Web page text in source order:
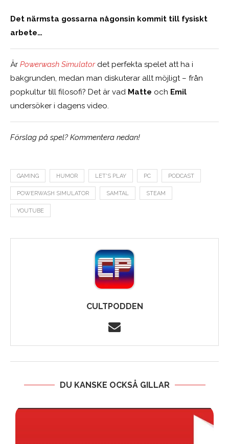
Det närmsta gossarna någonsin kommit till fysiskt
arbete…
Är Powerwash Simulatordet perfekta spelet att ha i
bakgrunden, medan man diskuterar allt möjligt – från
popkultur till filosofi? Det är vad Matte och Emil
undersöker i dagens video.
Förslag på spel? Kommentera nedan!
GAMING HUMOR LET'S PLAY PC PODCAST
POWERWASH SIMULATOR SAMTAL STEAM
YOUTUBE
CULTPODDEN
DU KANSKE OCKSÅ GILLAR